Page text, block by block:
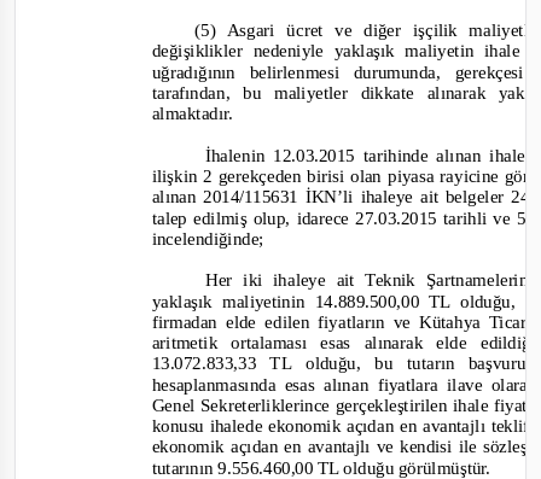
(5) Asgari ücret ve diğer işçilik
değişiklikler nedeniyle yaklaşık maliyetin
uğradığının belirlenmesi durumunda,
tarafından, bu maliyetler dikkate alınarak
almaktadır.
İhalenin 12.03.2015 tarihinde alınan
ilişkin 2 gerekçeden birisi olan piyasa rayicine
alınan 2014/115631 İKN’li ihaleye ait belgeler
talep edilmiş olup, idarece 27.03.2015 tarihli ve
incelendiğinde;
Her iki ihaleye ait Teknik
yaklaşık maliyetinin 14.889.500,00 TL olduğu,
firmadan elde edilen fiyatların ve Kütahya
aritmetik ortalaması esas alınarak elde
13.072.833,33 TL olduğu, bu tutarın
hesaplanmasında esas alınan fiyatlara ilave
Genel Sekreterliklerince gerçekleştirilen ihale
konusu ihalede ekonomik açıdan en avantajlı
ekonomik açıdan en avantajlı ve kendisi ile
tutarının 9.556.460,00 TL olduğu görülmüştür.